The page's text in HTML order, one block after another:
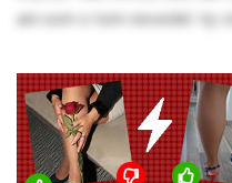
ani som o tom nevedel. Vy